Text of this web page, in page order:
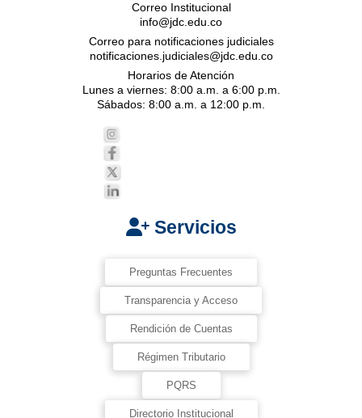
Correo Institucional
info@jdc.edu.co
Correo para notificaciones judiciales
notificaciones.judiciales@jdc.edu.co
Horarios de Atención
Lunes a viernes: 8:00 a.m. a 6:00 p.m.
Sábados: 8:00 a.m. a 12:00 p.m.
Servicios
Preguntas Frecuentes
Transparencia y Acceso
Rendición de Cuentas
Régimen Tributario
PQRS
Directorio Institucional